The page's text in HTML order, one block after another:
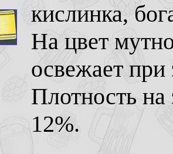
кислинка,
На цвет
освежает при
Плотность
12%.